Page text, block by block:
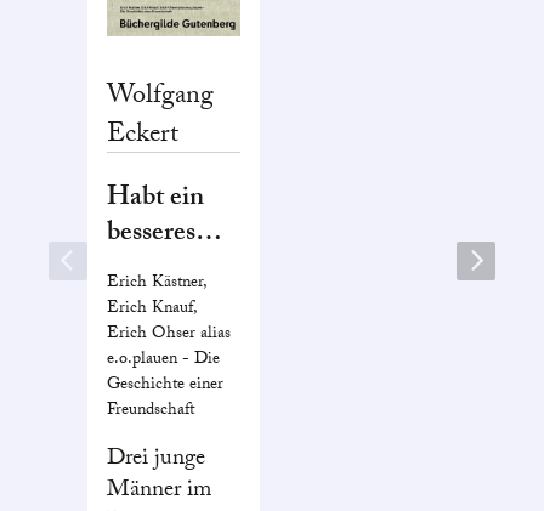
Wolfgang
Eckert
Habt ein
besseres
Gedächtnis!
Erich Kästner,
Erich Knauf,
Erich Ohser alias
e.o.plauen - Die
Geschichte einer
Freundschaft
Drei junge
Männer im